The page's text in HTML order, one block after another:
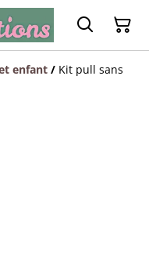
enfant / Kit pull sans